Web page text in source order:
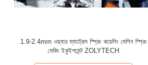
15KW স্বয়ংক্রিয় বোনেল স্প্রিং কয়েলিং মেশিন 80pcs/মিনিট
হাই স্পিড